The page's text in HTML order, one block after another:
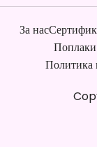
За нас
Политика